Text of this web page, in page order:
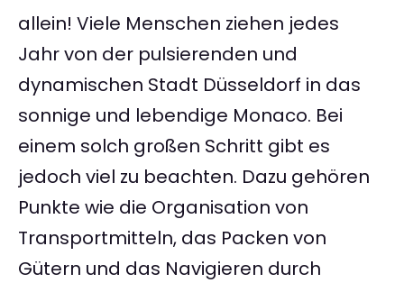
allein! Viele Menschen ziehen jedes
Jahr von der pulsierenden und
dynamischen Stadt Düsseldorf in das
sonnige und lebendige Monaco. Bei
einem solch großen Schritt gibt es
jedoch viel zu beachten. Dazu gehören
Punkte wie die Organisation von
Transportmitteln, das Packen von
Gütern und das Navigieren durch